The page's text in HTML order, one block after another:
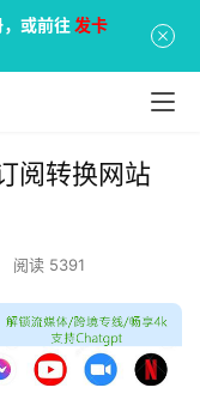
阅转换网站
阅读 5391
或前往 发卡